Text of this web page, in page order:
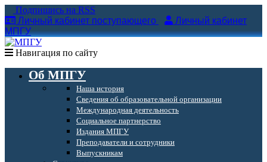
Подпишись на RSS
Личный кабинет поступающего
Личный кабинет
МПГУ
Навигация по сайту
Об МПГУ
Наша история
Сведения об образовательной организации
Международная деятельность
Социальное партнерство
Издания МПГУ
Преподаватели и сотрудники
Выпускникам